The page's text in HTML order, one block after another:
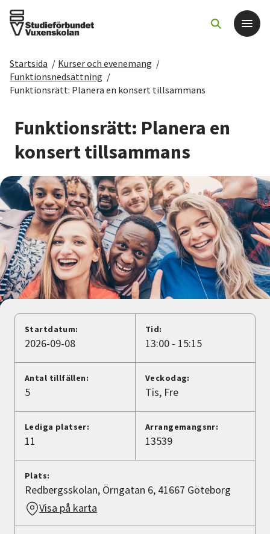
Det här gör vi
Sök kurser och evenemang
Om SV
Starta studiecirkel
Cirkelledare
Nyheter
Lyssna
Startsida / Kurser och evenemang /
Funktionsnedsättning /
Funktionsrätt: Planera en konsert tillsammans
Funktionsrätt: Planera en
konsert tillsammans
Startdatum:
2026-09-08
Tid:
13:00 - 15:15
Antal tillfällen:
5
Veckodag:
Tis Fre
Lediga platser:
11
Arrangemangsnr:
13539
Plats:
Redbergsskolan, Örngatan 6, 41667 Göteborg
Visa på karta